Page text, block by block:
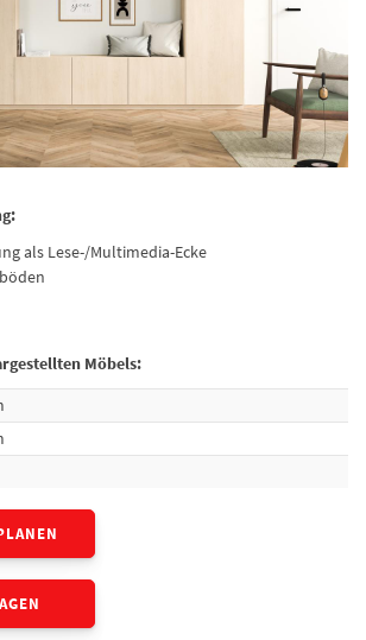
als Lese-/Multimedia-Ecke
Möbels: